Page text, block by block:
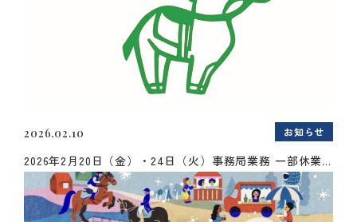
2026.02.10 お知らせ
2026年2月20日（金）・24日（火）事務局業務 一部休業...